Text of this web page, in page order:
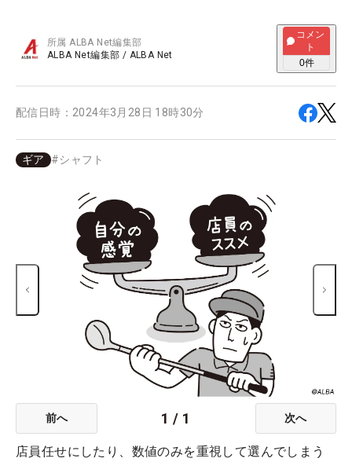
所属ALBA Net編集部
ALBA Net編集部 / ALBA Net
コメン
ト
0件
配信日時： 2024年3月28日 18時30分
ギア #シャフト
前へ 1 / 1 次へ
店員任せにしたり、数値のみを重視して選んでしまう